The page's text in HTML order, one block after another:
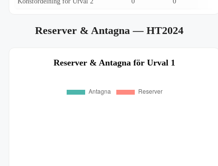
Reserver & Antagna— HT2024
Reserver & Antagna för Urval 1